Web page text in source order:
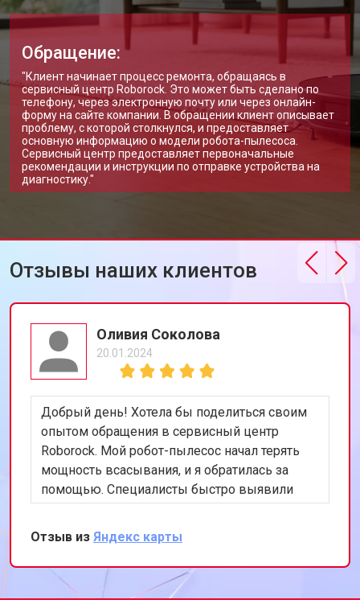
Обращение:
"Клиент начинает процесс ремонта, обращаясь в
сервисный центр Roborock. Это может быть сделано по
телефону, через электронную почту или через онлайн-
форму на сайте компании. В обращении клиент описывает
проблему, с которой столкнулся, и предоставляет
основную информацию о модели робота-пылесоса.
Сервисный центр предоставляет первоначальные
рекомендации и инструкции по отправке устройства на
диагностику."
Отзывы наших клиентов
Оливия Соколова
20.01.2024
Добрый день! Хотела бы поделиться своим
опытом обращения в сервисный центр
Roborock. Мой робот-пылесос начал терять
мощность всасывания, и я обратилась за
помощью. Специалисты быстро выявили
проблему - износ щеток. После их замены
устройство вновь функционирует идеально.
Ценю ваш профессионализм и
оперативность. Буду рекомендовать вас
своим друзьям и знакомым!
Отзыв из Яндекс карты